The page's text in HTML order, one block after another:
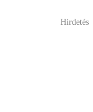
Hirdetés